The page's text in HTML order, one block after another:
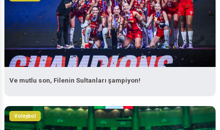
Ve mutlu son, Filenin Sultanları şampiyon!
Voleybol